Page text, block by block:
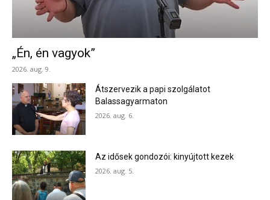
„Én, én vagyok”
2026. aug. 9.
Átszervezik a papi szolgálatot
Balassagyarmaton
2026. aug. 6.
Az idősek gondozói: kinyújtott kezek
2026. aug. 5.